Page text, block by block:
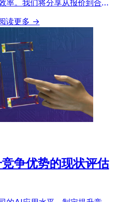
率。我们将分享从报价到合
读更多 →
争优势的现状评估